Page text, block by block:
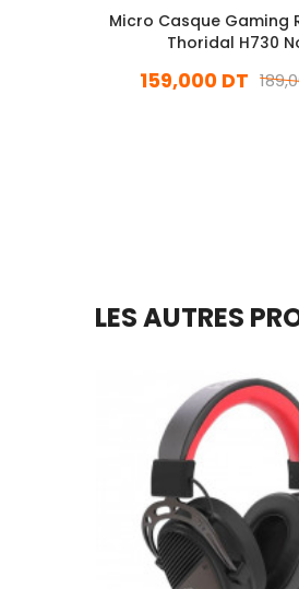
Micro Casque Gaming
Thoridal H730
159,000 DT
LES AUTRES